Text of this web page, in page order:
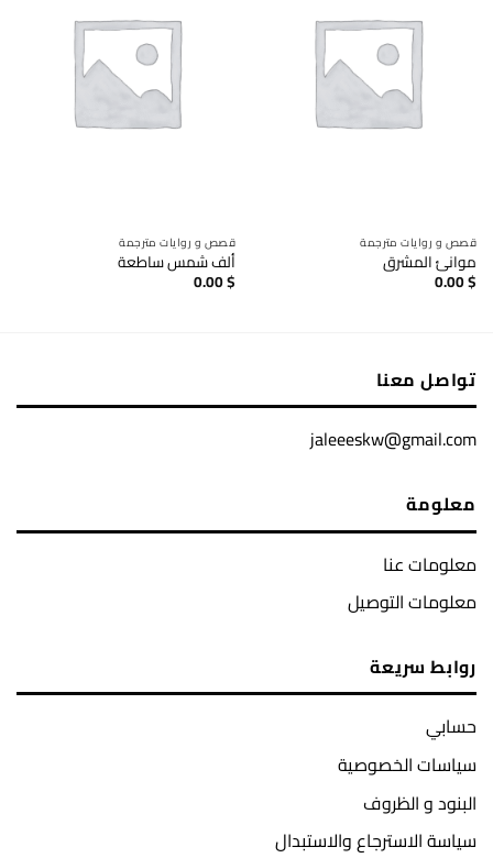
قصص و روايات مترجمة
موانئ المشرق
0.00$
قصص و روايات مترجمة
ألف شمس ساطعة
0.00$
تواصل معنا
jaleeeskw@gmail.com
معلومة
معلومات عنا
معلومات التوصيل
روابط سريعة
حسابي
سياسات الخصوصية
البنود و الظروف
سياسة الاسترجاع والاستبدال